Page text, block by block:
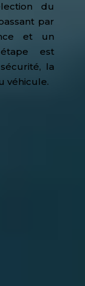
du
par
et un
est
la
véhicule.